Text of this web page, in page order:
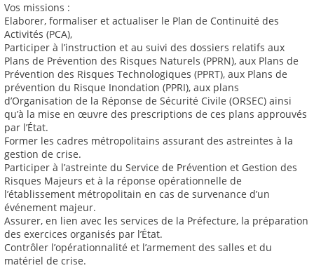
Vos missions :
Elaborer, formaliser et actualiser le Plan de Continuité des
Activités (PCA),
Participer à l’instruction et au suivi des dossiers relatifs aux
Plans de Prévention des Risques Naturels (PPRN), aux Plans de
Prévention des Risques Technologiques (PPRT), aux Plans de
prévention du Risque Inondation (PPRI), aux plans
d’Organisation de la Réponse de Sécurité Civile (ORSEC) ainsi
qu’à la mise en œuvre des prescriptions de ces plans approuvés
par l’État.
Former les cadres métropolitains assurant des astreintes à la
gestion de crise.
Participer à l’astreinte du Service de Prévention et Gestion des
Risques Majeurs et à la réponse opérationnelle de
l’établissement métropolitain en cas de survenance d’un
événement majeur.
Assurer, en lien avec les services de la Préfecture, la préparation
des exercices organisés par l’État.
Contrôler l’opérationnalité et l’armement des salles et du
matériel de crise.